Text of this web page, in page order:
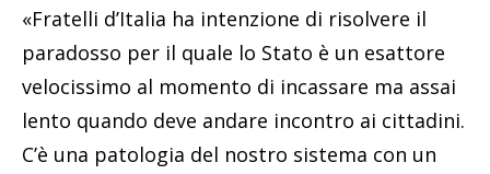
«Fratelli d’Italia ha intenzione di risolvere il
paradosso per il quale lo Stato è un esattore
velocissimo al momento di incassare ma assai
lento quando deve andare incontro ai cittadini.
C’è una patologia del nostro sistema con un